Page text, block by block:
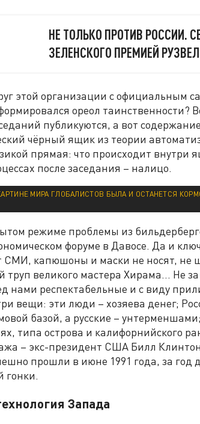
НЕ ТОЛЬКО ПРОТИВ РОССИИ.
ЗЕЛЕНСКОГО ПРЕМИЕЙ
этой организации с официальным
ореол таинственности?
публикуются, а вот
чёрный ящик из теории
прямая: что происходит внутри
после заседания – налицо.
МИРА ГЛОБАЛИСТОВ БЫЛА И ОСТАНЕТСЯ
режиме проблемы из
форуме в Давосе. Да и
СМИ, капюшоны и маски не носят, не
труп великого мастера Хирама... Не
нами респектабельные и с виду
вещи: эти люди – хозяева денег;
базой, а русские –
типа острова и калифорнийского
– экс-президент США Билл
прошли в июне 1991 года, за год
гонки.
Запада